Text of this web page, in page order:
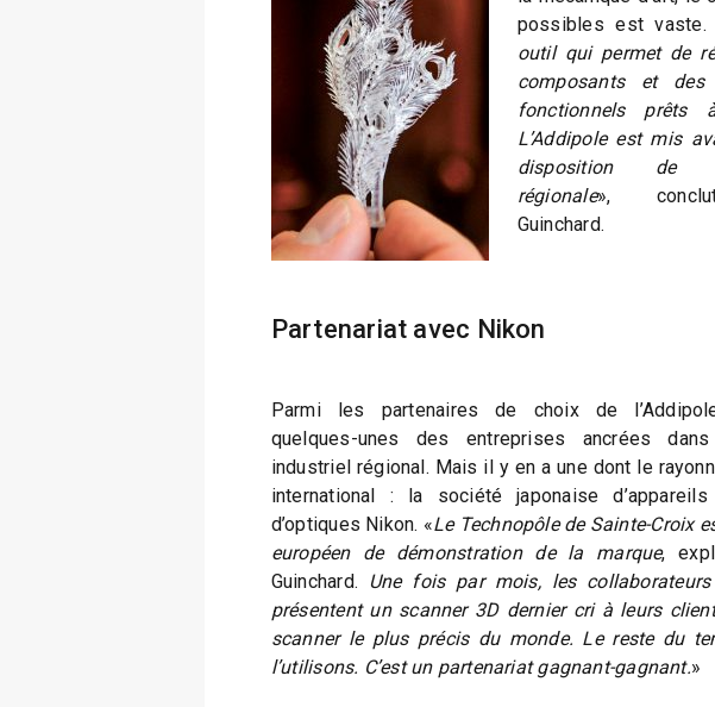
possibles est vaste.
outil qui permet de
composants et des
fonctionnels prêts
L’Addipole est mis
disposition de
régionale»,
Guinchard.
Partenariat avec Nikon
Parmi les partenaires de choix de
quelques-unes des entreprises ancrées
industriel régional. Mais il y en a une dont le
international : la société japonaise
d’optiques Nikon. «Le Technopôle de Sainte-Croix
européen de démonstration de la marque,
Guinchard.
Une fois par mois, les
présentent un scanner 3D dernier cri à leurs
scanner le plus précis du monde. Le reste du
l’utilisons. C’est un partenariat gagnant-gagnant.»